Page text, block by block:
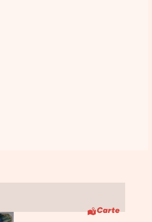
Carte